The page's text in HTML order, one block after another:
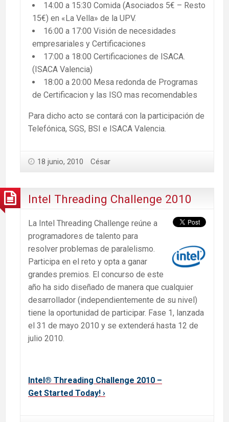
14:00 a 15:30 Comida (Asociados 5€ – Resto
15€) en «La Vella» de la UPV.
16:00 a 17:00 Visión de necesidades
empresariales y Certificaciones
17:00 a 18:00 Certificaciones de ISACA.
(ISACA Valencia)
18:00 a 20:00 Mesa redonda de Programas
de Certificacion y las ISO mas recomendables
Para dicho acto se contará con la participación de
Telefónica, SGS, BSI e ISACA Valencia.
18 junio, 2010 César
Intel Threading Challenge 2010
La Intel Threading Challenge reúne a
programadores de talento para
resolver problemas de paralelismo.
Participa en el reto y opta a ganar
grandes premios. El concurso de este
año ha sido diseñado de manera que cualquier
desarrollador (independientemente de su nivel)
tiene la oportunidad de participar. Fase 1, lanzada
el 31 de mayo 2010 y se extenderá hasta 12 de
julio 2010.
Intel® Threading Challenge 2010 –
Get Started Today! ›